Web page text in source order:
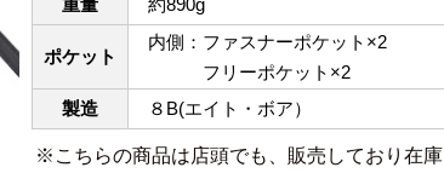
重量
約890g
ポケット
内側：ファスナーポケット×2
フリーポケット×2
製造
８B(エイト・ボア）
※こちらの商品は店頭でも、販売しており在庫